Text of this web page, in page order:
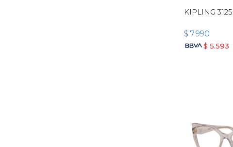
KIPLING
$ 7.990
$ 5.593